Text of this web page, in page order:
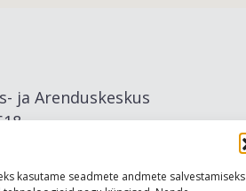
kasutame seadmete andmete salvestamiseks
ja Arenduskeskus